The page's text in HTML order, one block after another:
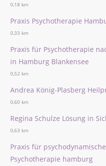
0,18 km
Praxis Psychotherapie
0,33 km
Praxis für Psychotherapie
in Hamburg Blankensee
0,52 km
Andrea König-Plasberg
0,60 km
Regina Schulze Lösung in
0,63 km
Praxis für
Psychotherapie hamburg